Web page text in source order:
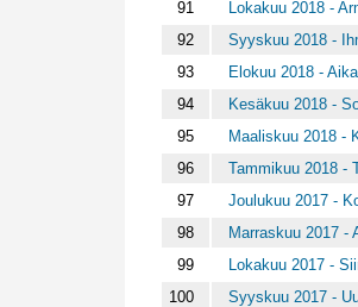
91
Lokakuu 2018 -
92
Syyskuu 2018 -
93
Elokuu 2018 -
94
Kesäkuu 2018 -
95
Maaliskuu 2018 -
96
Tammikuu 2018 -
97
Joulukuu 2017 -
98
Marraskuu 2017 -
99
Lokakuu 2017 -
100
Syyskuu 2017 -